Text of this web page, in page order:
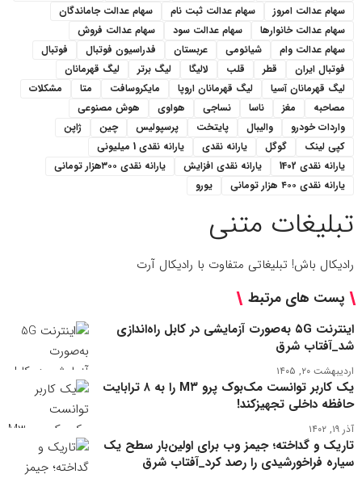
سهام عدالت امروز
سهام عدالت ثبت نام
سهام عدالت جاماندگان
سهام عدالت خانوارها
سهام عدالت سود
سهام عدالت فروش
سهام عدالت وام
شیائومی عربستان فدراسیون فوتبال
فوتبال
فوتبال ایران
قطر قلب لالیگا لیگ برتر
لیگ قهرمانان
لیگ قهرمانان آسیا
لیگ قهرمانان اروپا مایکروسافت متا
مشکلات
مصاحبه
مغز ناسا نساجی هواوی
هوش مصنوعی
واردات خودرو
والیبال پایتخت پرسپولیس چین
ژاپن
کپی لینک
گوگل یارانه نقدی
یارانه نقدی 1 میلیونی
یارانه نقدی 1402
یارانه نقدی افزایش
یارانه نقدی ۳۰۰هزار تومانی
یارانه نقدی ۴۰۰ هزار تومانی
یورو
تبلیغات متنی
رادیکال باش! تبلیغاتی متفاوت با رادیکال آرت
پست های مرتبط
اینترنت ۵G به‌صورت آزمایشی در کابل راه‌اندازی
شد_آفتاب شرق
اردیبهشت ۲۰, ۱۴۰۵
یک کاربر توانست مک‌بوک پرو M۳ را به ۸ ترابایت
حافظه داخلی تجهیزکند!
آذر ۱۹, ۱۴۰۲
تاریک و گداخته؛ جیمز وب برای اولین‌بار سطح یک
سیاره فراخورشیدی را رصد کرد_آفتاب شرق